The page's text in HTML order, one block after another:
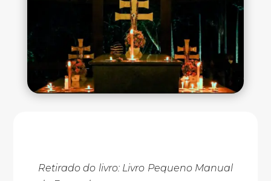
Retirado do livro: Livro Pequeno Manual